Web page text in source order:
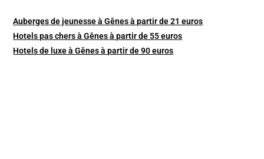
Auberges de jeunesse à Gênes à partir de 21 euros
Hotels pas chers à Gênes à partir de 55 euros
Hotels de luxe à Gênes à partir de 90 euros